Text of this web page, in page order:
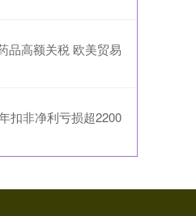
品高额关税 欧美贸易
扣非净利亏损超2200